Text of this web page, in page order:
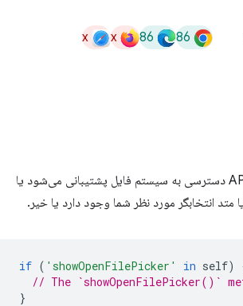
86
86
x
x
برای اینکه بفهمید آیا API دسترسی به سیستم فایل پشتیبانی می‌شود یا
متد انتخابگر مورد نظر شما وجود دارد یا خیر.
if ( 'showOpenFilePicker' in self)
// The `showOpenFilePicker()`
}